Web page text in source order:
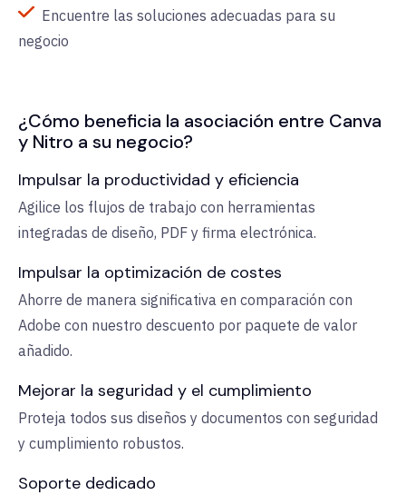
Encuentre las soluciones adecuadas para su
negocio
¿Cómo beneficia la asociación entre Canva
y Nitro a su negocio?
Impulsar la productividad y eficiencia
Agilice los flujos de trabajo con herramientas
integradas de diseño, PDF y firma electrónica.
Impulsar la optimización de costes
Ahorre de manera significativa en comparación con
Adobe con nuestro descuento por paquete de valor
añadido.
Mejorar la seguridad y el cumplimiento
Proteja todos sus diseños y documentos con seguridad
y cumplimiento robustos.
Soporte dedicado